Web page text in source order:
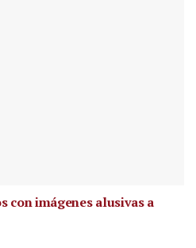
con imágenes alusivas a